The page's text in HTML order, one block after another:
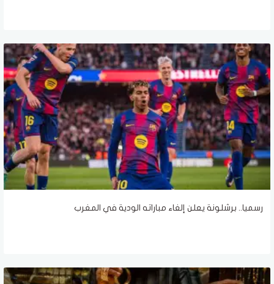
رسميا.. برشلونة يعلن إلغاء مباراته الودية في المغرب